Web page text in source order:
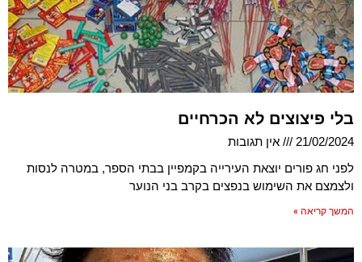
בלי פיצוצים לא הכרחיים
21/02/2024
אין תגובות
לפני חג פורים יוצאת העירייה בקמפיין בבתי הספר, במטרה לנסות
ולצמצם את השימוש בנפצים בקרב בני הנוער
המשך קריאה »